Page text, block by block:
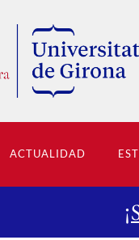
ACTUALIDAD